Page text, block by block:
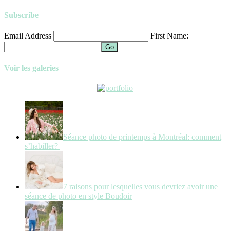
Subscribe
Email Address First Name:
Go
Voir les galeries
Séance photo de printemps à Montréal: comment
s’habiller?
7 raisons pour lesquelles vous devriez avoir une
séance de photo en style Boudoir